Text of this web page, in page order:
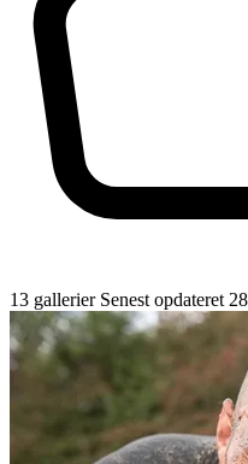
13 gallerier Senest opdateret